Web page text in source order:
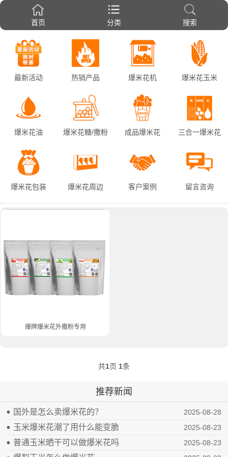
首页 分类 搜索
最新活动 热销产品 爆米花机 爆米花玉米
爆米花油 爆米花糖/撒粉 成品爆米花 三合一爆米花
爆米花包装 爆米花周边 客户案例 留言咨询
爆牌爆米花外撒粉专用调味粉
共1页 1条
推荐新闻
国外是怎么卖爆米花的？ 2025-08-28
玉米爆米花潮了用什么能变脆 2025-08-23
普通玉米晒干可以做爆米花吗 2025-08-23